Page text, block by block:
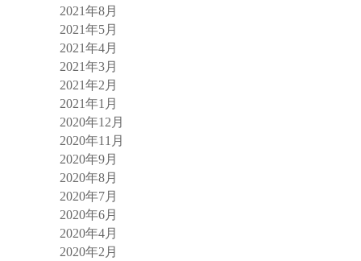
2021年8月
2021年5月
2021年4月
2021年3月
2021年2月
2021年1月
2020年12月
2020年11月
2020年9月
2020年8月
2020年7月
2020年6月
2020年4月
2020年2月